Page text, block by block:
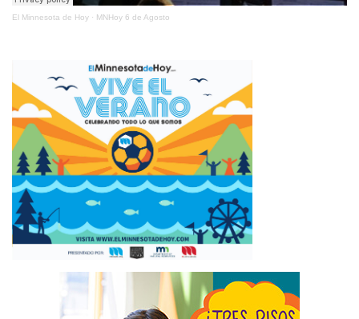
El Minnesota de Hoy · MNHoy 6 de Agosto